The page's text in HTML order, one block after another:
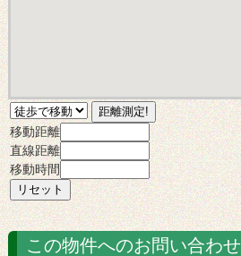
移動距離
直線距離
移動時間
この物件へのお問い合わせ